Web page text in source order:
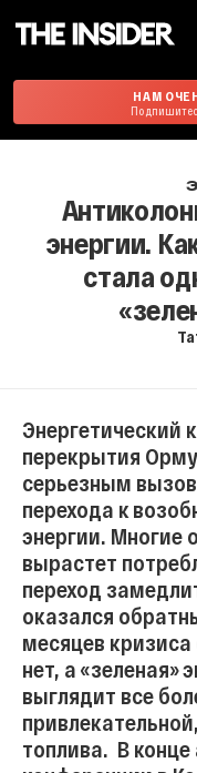
НАМ
энергии.
стала
Энергетический
перекрытия
серьезным
перехода к
энергии. Многие
вырастет
переход
оказался
месяцев кризиса
нет, а «зеленая»
выглядит все
топлива. В конце